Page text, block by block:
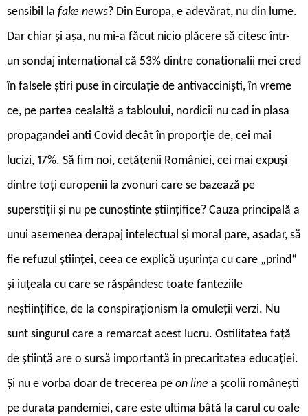
sensibil la fake news? Din Europa, e adevărat, nu din lume.
Dar chiar și așa, nu mi-a făcut nicio plăcere să citesc într-
un sondaj internațional că 53% dintre conaționalii mei cred
în falsele știri puse în circulație de antivacciniști, în vreme
ce, pe partea cealaltă a tabloului, nordicii nu cad în plasa
propagandei anti Covid decât în proporție de, cei mai
lucizi, 17%. Să fim noi, cetățenii României, cei mai expuși
dintre toți europenii la zvonuri care se bazează pe
superstiții și nu pe cunoștințe științifice? Cauza principală a
unui asemenea derapaj intelectual și moral pare, așadar, să
fie refuzul științei, ceea ce explică ușurința cu care „prind“
și iuțeala cu care se răspândesc toate fanteziile
neștiințifice, de la conspiraționism la omuleții verzi. Nu
sunt singurul care a remarcat acest lucru. Ostilitatea față
de știință are o sursă importantă în precaritatea educației.
Și nu e vorba doar de trecerea pe on line a școlii românești
pe durata pandemiei, care este ultima bâtă la carul cu oale